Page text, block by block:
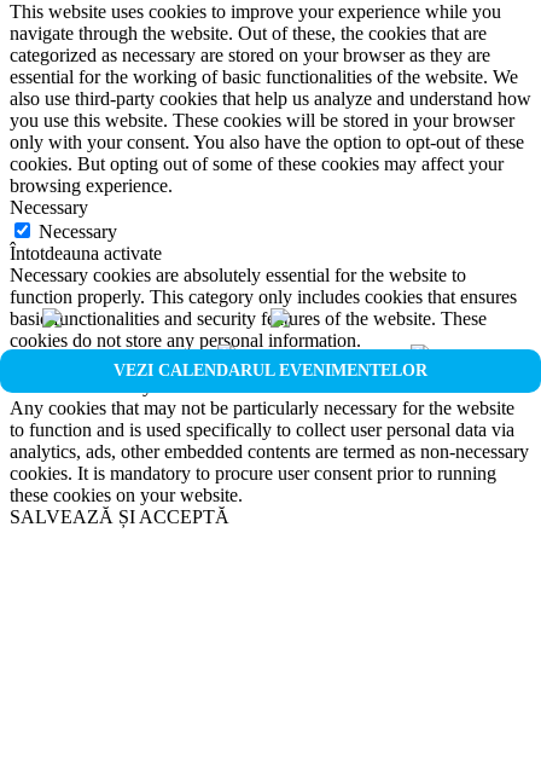
VEZI CALENDARUL EVENIMENTELOR
This website uses cookies to improve your experience while you
navigate through the website. Out of these, the cookies that are
categorized as necessary are stored on your browser as they are
essential for the working of basic functionalities of the website. We
also use third-party cookies that help us analyze and understand how
you use this website. These cookies will be stored in your browser
only with your consent. You also have the option to opt-out of these
cookies. But opting out of some of these cookies may affect your
browsing experience.
Necessary
Necessary
Întotdeauna activate
Necessary cookies are absolutely essential for the website to
function properly. This category only includes cookies that ensures
basic functionalities and security features of the website. These
cookies do not store any personal information.
Non-necessary
Any cookies that may not be particularly necessary for the website
to function and is used specifically to collect user personal data via
analytics, ads, other embedded contents are termed as non-necessary
cookies. It is mandatory to procure user consent prior to running
these cookies on your website.
SALVEAZĂ ȘI ACCEPTĂ